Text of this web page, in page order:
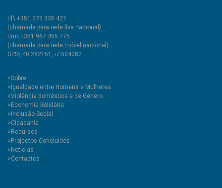
tlf\ +351 275 335 427
(chamada para rede fixa nacional)
tlm\ +351 967 455 775
(chamada para rede móvel nacional)
GPS\ 40.282151, -7.504082
>Sobre
>Igualdade entre Homens e Mulheres
>Violência doméstica e de Género
>Economia Solidária
>Inclusão Social
>Cidadania
>Recursos
>Projectos Concluídos
>Notícias
>Contactos